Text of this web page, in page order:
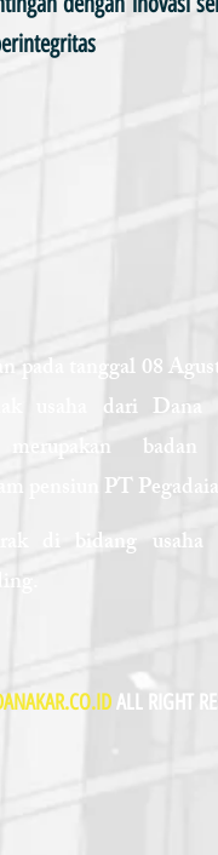
pada tanggal 08
usaha dari Dana
merupakan
pensiun PT
di bidang usaha
ALL RIGHT